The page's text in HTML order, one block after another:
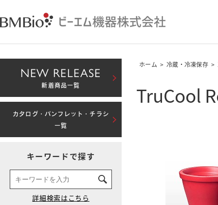
ホーム > 冷蔵・冷凍保存 >
TruCool
NEW RELEASE
新着商品一覧
カタログ・パンフレット・チラシ
一覧
キーワードで探す